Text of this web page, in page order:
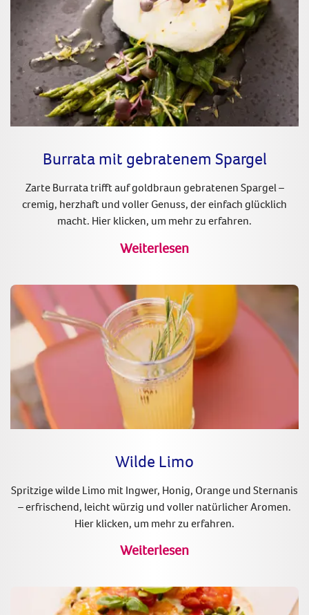
Burrata mit gebratenem Spargel
Zarte Burrata trifft auf goldbraun gebratenen Spargel –
cremig, herzhaft und voller Genuss, der einfach glücklich
macht. Hier klicken, um mehr zu erfahren.
Weiterlesen
Wilde Limo
Spritzige wilde Limo mit Ingwer, Honig, Orange und Sternanis
– erfrischend, leicht würzig und voller natürlicher Aromen.
Hier klicken, um mehr zu erfahren.
Weiterlesen